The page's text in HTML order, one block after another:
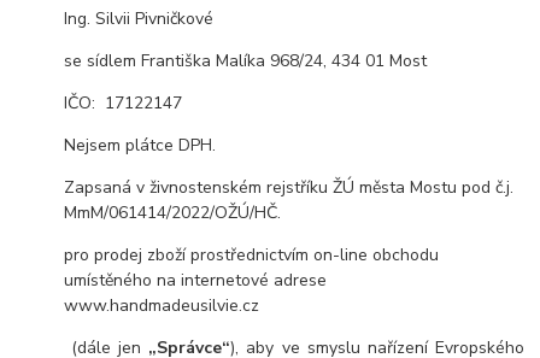
Ing. Silvii Pivničkové
se sídlem Františka Malíka 968/24, 434 01 Most
IČO: 17122147
Nejsem plátce DPH.
Zapsaná v živnostenském rejstříku ŽÚ města Mostu pod č.j.
MmM/061414/2022/OŽÚ/HČ.
pro prodej zboží prostřednictvím on-line obchodu
umístěného na internetové adrese
www.handmadeusilvie.cz
(dále jen „Správce“), aby ve smyslu nařízení Evropského